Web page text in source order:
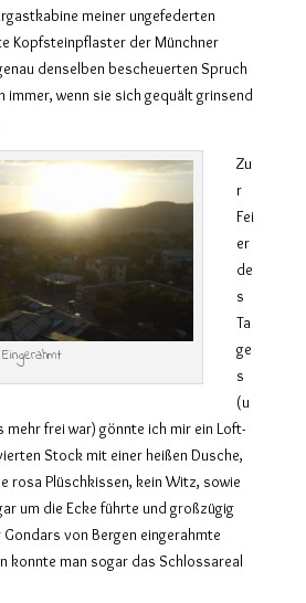
meiner ungefederten
Kopfsteinpflaster der Münchner
denselben bescheuerten Spruch
immer, wenn sie sich gequält grinsend
Eingerahmt
Zu
r
Fei
er
de
s
Ta
ge
s
(u
mehr frei war) gönnte ich mir ein Loft-
Stock mit einer heißen Dusche,
rosa Plüschkissen, kein Witz, sowie
um die Ecke führte und großzügig
von Bergen eingerahmte
konnte man sogar das Schlossareal